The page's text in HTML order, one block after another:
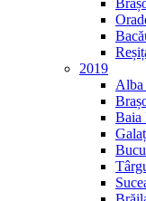
2019
Alba
Baia